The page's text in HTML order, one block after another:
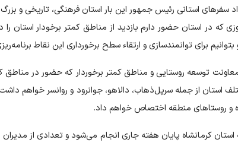
سفرهای استانی رئیس جمهور این بار استان فرهنگی، تاریخی و
که در استان حضور دارم بازدید از مناطق کمتر برخودار استان
برای توانمندسازی و ارتقاء سطح برخورداری این نقاط
توسعه روستایی و مناطق کمتر برخوردار که حضور در مناطق
استان از جمله سرپل‌ذهاب، دالاهو، جوانرود و روانسر خواهم داشت و
و روستاهای منطقه اختصاص خواهم داد.
کرمانشاه پایان هفته جاری انجام می‌شود و تعدادی از